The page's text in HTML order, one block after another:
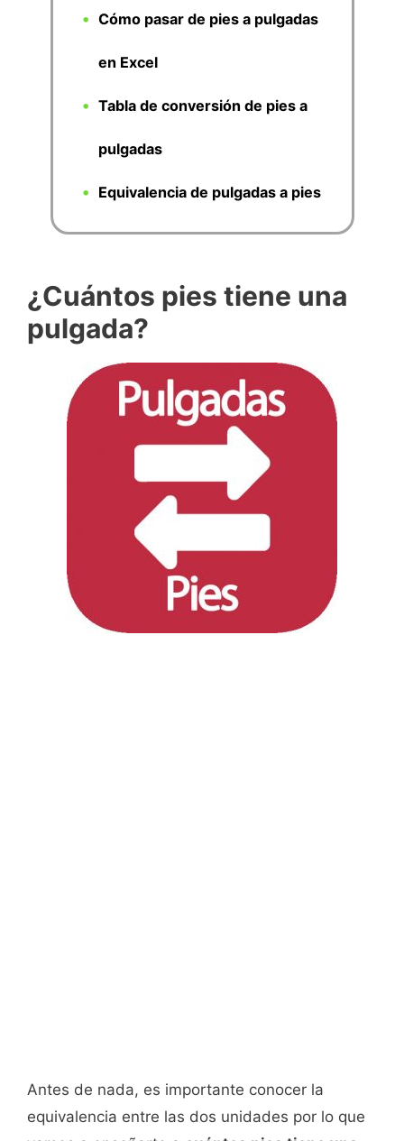
Cómo pasar de pies a pulgadas
en Excel
Tabla de conversión de pies a
pulgadas
Equivalencia de pulgadas a pies
¿Cuántos pies tiene una
pulgada?
Antes de nada, es importante conocer la
equivalencia entre las dos unidades por lo que